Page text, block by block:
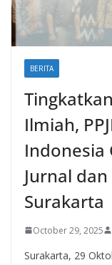
BERITA
Ilmiah,
Indonesia
Jurnal
Surakarta
October 29, 2025
Surakarta, 29